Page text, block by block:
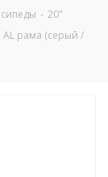
- 20"
AL рама (серый /